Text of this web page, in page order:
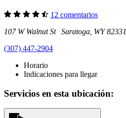
12 comentarios
107 W Walnut St Saratoga, WY 82331
(307) 447-2904
Horario
Indicaciones para llegar
Servicios en esta ubicación: